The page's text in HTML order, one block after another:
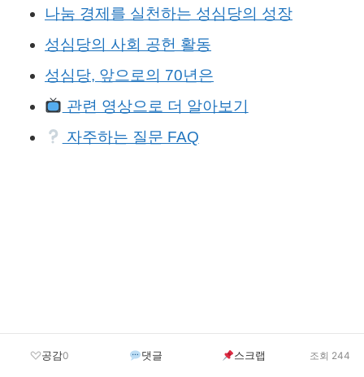
나눔 경제를 실천하는 성심당의 성장
성심당의 사회 공헌 활동
성심당, 앞으로의 70년은
관련 영상으로 더 알아보기
자주하는 질문 FAQ
공감0 댓글 스크랩 조회 244